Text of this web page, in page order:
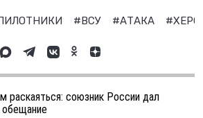
#ВСУ #АТАКА
раскаяться: союзник России дал
обещание